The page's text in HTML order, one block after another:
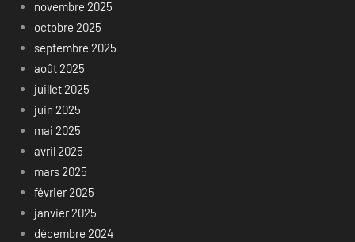
novembre 2025
octobre 2025
septembre 2025
août 2025
juillet 2025
juin 2025
mai 2025
avril 2025
mars 2025
février 2025
janvier 2025
décembre 2024